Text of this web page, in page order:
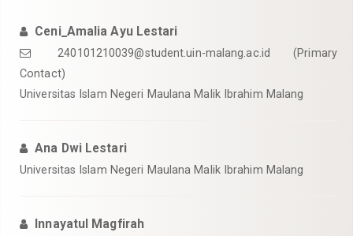
Ceni_Amalia Ayu Lestari
240101210039@student.uin-malang.ac.id
(Primary
Contact)
Universitas Islam Negeri Maulana Malik Ibrahim Malang
Ana Dwi Lestari
Universitas Islam Negeri Maulana Malik Ibrahim Malang
Innayatul Magfirah